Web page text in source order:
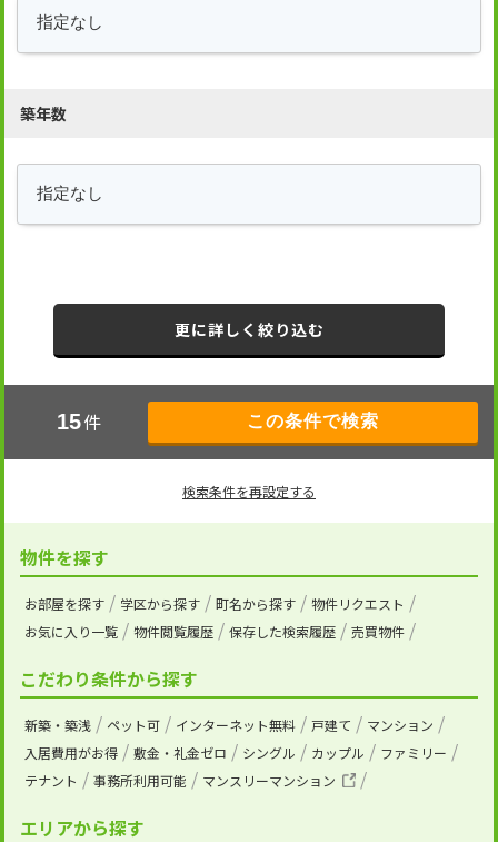
築年数
更に詳しく絞り込む
15件
検索条件を再設定する
物件を探す
お部屋を探す 学区から探す 町名から探す
物件リクエスト
お気に入り一覧
物件閲覧履歴 保存した検索履歴 売買物件
こだわり条件から探す
新築・築浅 ペット可 インターネット無料 戸建て
マンション
入居費用がお得
敷金・礼金ゼロ シングル カップル
ファミリー
テナント
事務所利用可能 マンスリーマンション
エリアから探す